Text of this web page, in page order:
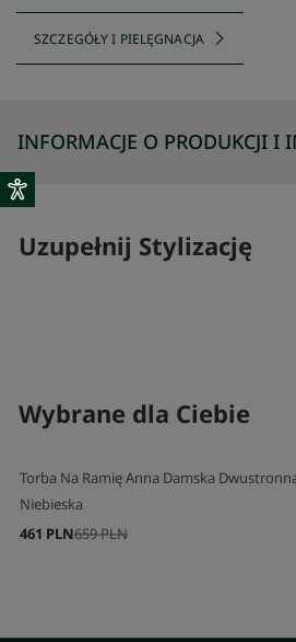
SZCZEGÓŁY I PIELĘGNACJA
INFORMACJE O PRODUKCJI I
Uzupełnij Stylizację
Wybrane dla Ciebie
Torba Na Ramię Anna Damska
Niebieska
659 PLN
461 PLN